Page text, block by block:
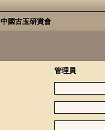
中國古玉研賞會
管理員